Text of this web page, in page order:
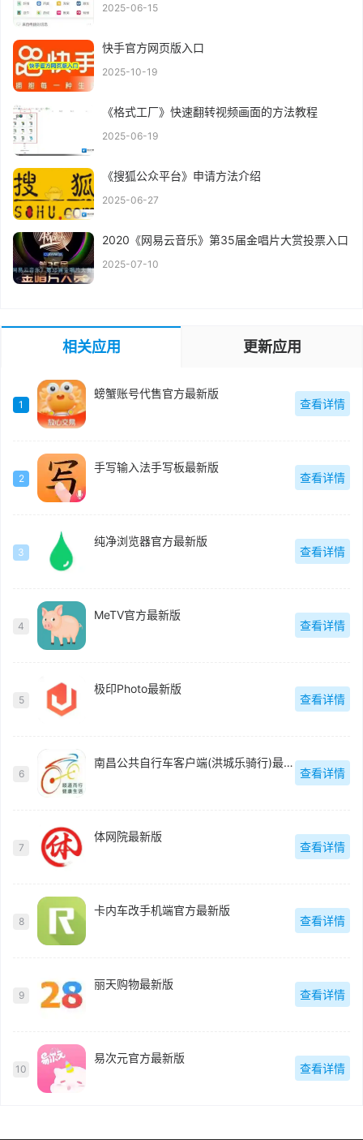
2025-06-15
快手官方网页版入口
2025-10-19
《格式工厂》快速翻转视频画面的方法教程
2025-06-19
《搜狐公众平台》申请方法介绍
2025-06-27
2020《网易云音乐》第35届金唱片大赏投票入口
2025-07-10
相关应用 更新应用
1
螃蟹账号代售官方最新版
查看详情
2
手写输入法手写板最新版
查看详情
3
纯净浏览器官方最新版
查看详情
4
MeTV官方最新版
查看详情
5
极印Photo最新版
查看详情
6
南昌公共自行车客户端(洪城乐骑行)最新版
查看详情
7
体网院最新版
查看详情
8
卡内车改手机端官方最新版
查看详情
9
丽天购物最新版
查看详情
10
易次元官方最新版
查看详情